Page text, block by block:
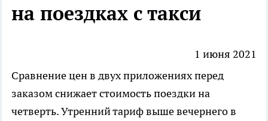
на поездках с такси
1 июня 2021
Сравнение цен в двух приложениях перед
заказомснижает стоимость поездки на
четверть. Утренний тариф выше вечернего в